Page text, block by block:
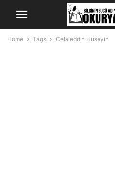
Home Tags Celaleddin Hüseyin